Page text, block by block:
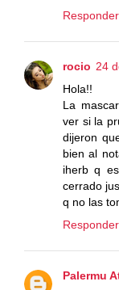
Responder
rocio 24
Hola!!
La
ver si la
dijeron
bien al
iherb q
cerrado
q no las
Responder
Palermu